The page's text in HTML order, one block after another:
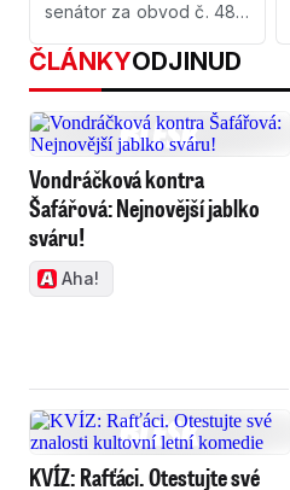
senátor za obvod č. 48 -
Rychnov nad Kněžnou
ČLÁNKYODJINUD
Vondráčková kontra
Šafářová: Nejnovější jablko
sváru!
Aha!
KVÍZ: Rafťáci. Otestujte své